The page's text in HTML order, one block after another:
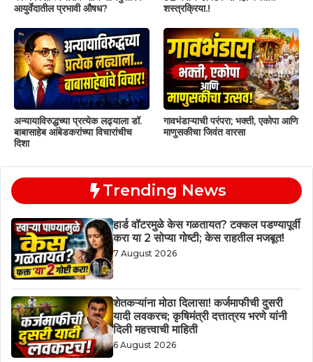
आयुर्वेदातील प्रभावी औषध?
शस्त्रक्रिया.!
अन्यायाविरुद्धच्या प्रत्येक लढ्याला डॉ.
बाबासाहेब आंबेडकरांच्या विचारांचीच
दिशा
गावभंडाऱ्याची परंपरा; भक्ती, एकोपा आणि
माणुसकीचा जिवंत वारसा
Trending News
हार्ड वॉटरमुळे केस गळतायत? टक्कल पडण्यापूर्वी
करा या 2 सोप्या गोष्टी; केस राहतील मजबूत!
7 August 2026
शेतकऱ्यांना मोठा दिलासा! कर्जमाफीची दुसरी
यादी लवकरच; कृषिमंत्री दत्तात्रय भरणे यांनी
दिली महत्त्वाची माहिती
6 August 2026